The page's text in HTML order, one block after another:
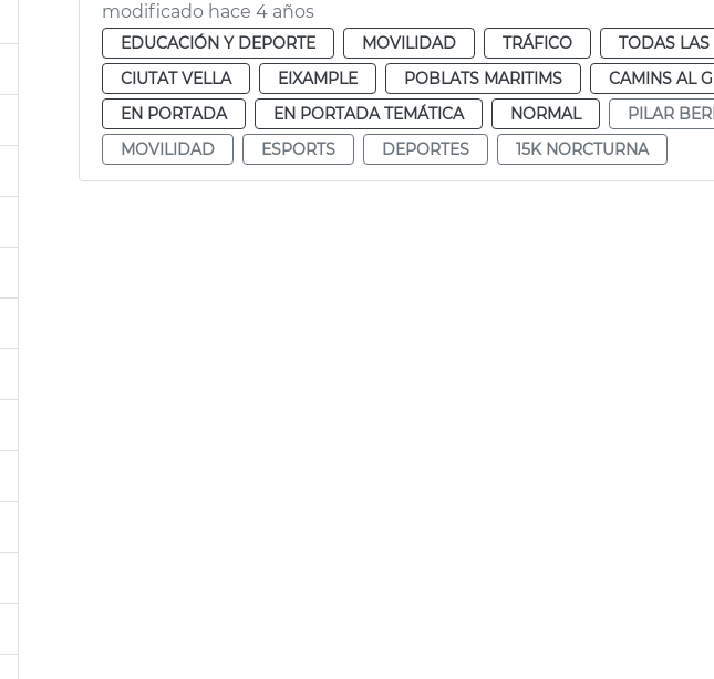
modificado hace 4 años
EDUCACIÓN Y DEPORTE MOVILIDAD TRÁFICO
TODAS
CIUTAT VELLA
EIXAMPLE POBLATS MARITIMS CAMINS AL
EN PORTADA
EN PORTADA TEMÁTICA NORMAL PILAR
MOVILIDAD
ESPORTS DEPORTES 15K NORCTURNA